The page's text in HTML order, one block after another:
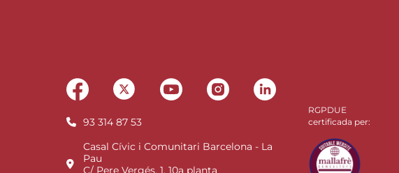
93 314 87 53
Casal Cívic i Comunitari Barcelona - La
Pau
C/ Pere Vergés, 1, 10a planta
RGPDUE
certificada per: